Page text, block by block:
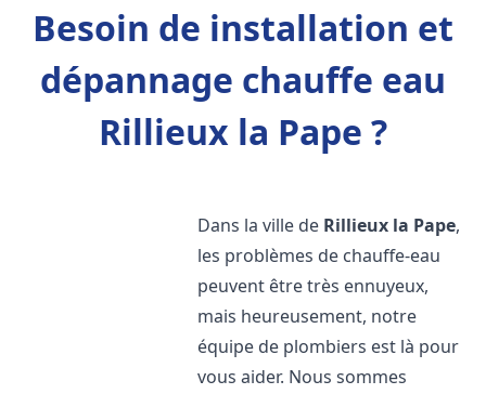
Besoin de installation et
dépannage chauffe eau
Rillieux la Pape ?
Dans la ville de Rillieux la Pape,
les problèmes de chauffe-eau
peuvent être très ennuyeux,
mais heureusement, notre
équipe de plombiers est là pour
vous aider. Nous sommes